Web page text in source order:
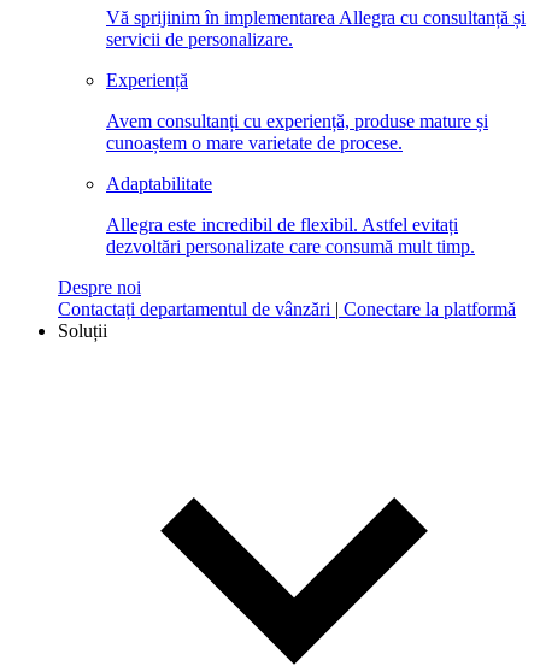
Vă sprijinim în implementarea Allegra cu consultanță și
servicii de personalizare.
Experiență
Avem consultanți cu experiență, produse mature și
cunoaștem o mare varietate de procese.
Adaptabilitate
Allegra este incredibil de flexibil. Astfel evitați
dezvoltări personalizate care consumă mult timp.
Despre noi
Contactați departamentul de vânzări | Conectare la platformă
Soluții